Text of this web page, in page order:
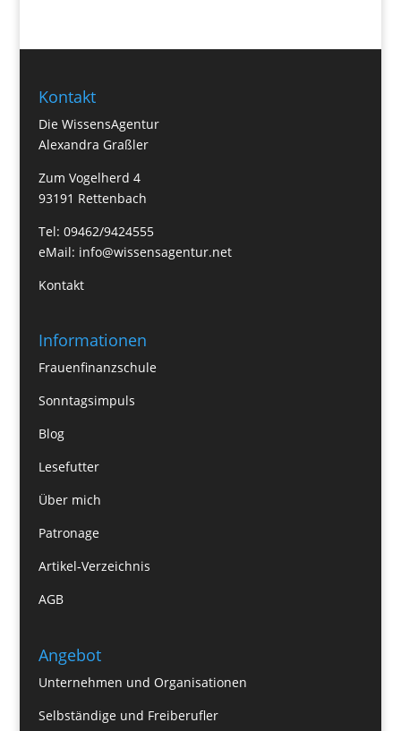
Kontakt
Die WissensAgentur
Alexandra Graßler
Zum Vogelherd 4
93191 Rettenbach
Tel: 09462/9424555
eMail: info@wissensagentur.net
Kontakt
Informationen
Frauenfinanzschule
Sonntagsimpuls
Blog
Lesefutter
Über mich
Patronage
Artikel-Verzeichnis
AGB
Angebot
Unternehmen und Organisationen
Selbständige und Freiberufler